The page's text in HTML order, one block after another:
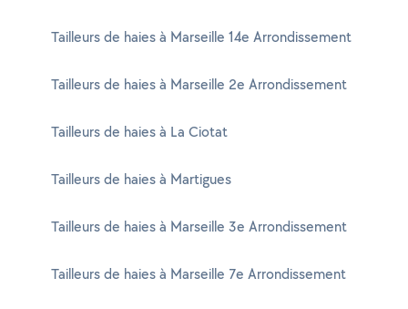
Tailleurs de haies à Marseille 14e Arrondissement
Tailleurs de haies à Marseille 2e Arrondissement
Tailleurs de haies à La Ciotat
Tailleurs de haies à Martigues
Tailleurs de haies à Marseille 3e Arrondissement
Tailleurs de haies à Marseille 7e Arrondissement